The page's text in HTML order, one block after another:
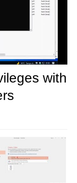
with